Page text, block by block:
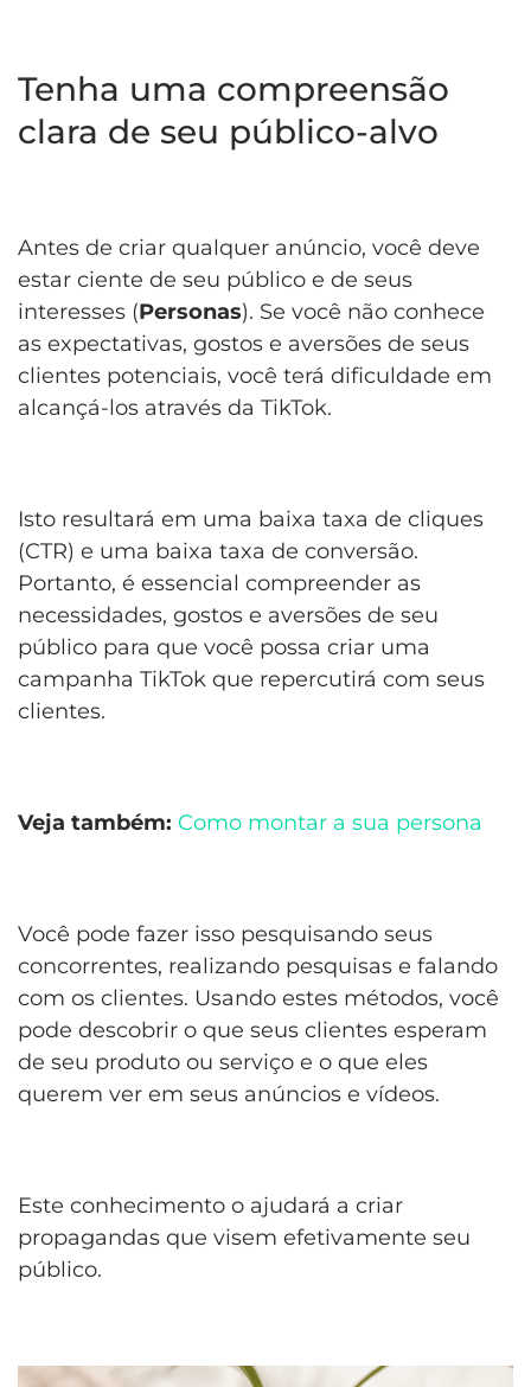
Tenha uma compreensão
clara de seu público-alvo
Antes de criar qualquer anúncio, você deve
estar ciente de seu público e de seus
interesses (Personas). Se você não conhece
as expectativas, gostos e aversões de seus
clientes potenciais, você terá dificuldade em
alcançá-los através da TikTok.
Isto resultará em uma baixa taxa de cliques
(CTR) e uma baixa taxa de conversão.
Portanto, é essencial compreender as
necessidades, gostos e aversões de seu
público para que você possa criar uma
campanha TikTok que repercutirá com seus
clientes.
Veja também: Como montar a sua persona
Você pode fazer isso pesquisando seus
concorrentes, realizando pesquisas e falando
com os clientes. Usando estes métodos, você
pode descobrir o que seus clientes esperam
de seu produto ou serviço e o que eles
querem ver em seus anúncios e vídeos.
Este conhecimento o ajudará a criar
propagandas que visem efetivamente seu
público.